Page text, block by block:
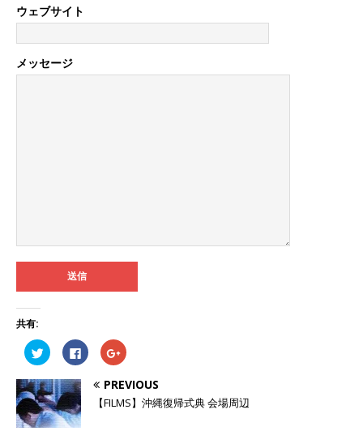
ウェブサイト
メッセージ
共有:
ク
リ
ク
し
て
T
w
i
F
a
ク
リ
ク
し
て
G
PREVIOUS
【FILMS】沖縄復帰式典 会場周辺